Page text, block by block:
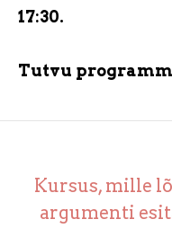
17:30.
Tutvu
Kursus, mille
argumenti